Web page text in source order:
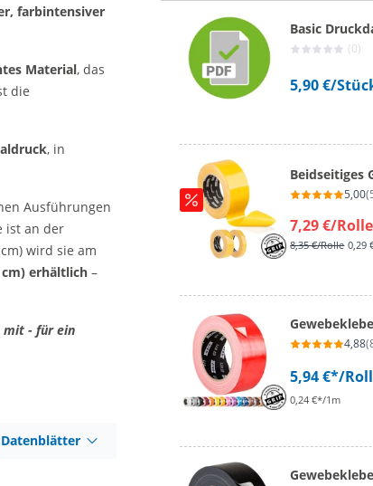
farbintensiver
Material, das
die
, in
Ausführungen
ist an der
wird sie am
erhältlich –
mit - für ein
Datenblätter
Basic
(0)
5,90 €/
Beidseitiges
5,00
7,29 €/Rolle
8,35 €/Rolle 0,29
4,88
5,94 €*/
0,24 €*/1m